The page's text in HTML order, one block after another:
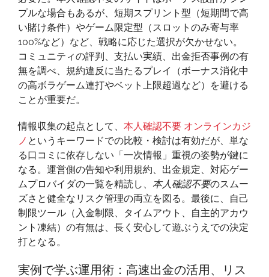
プルな場合もあるが、短期スプリント型（短期間で高
い賭け条件）やゲーム限定型（スロットのみ寄与率
100%など）など、戦略に応じた選択が欠かせない。
コミュニティの評判、支払い実績、出金拒否事例の有
無を調べ、規約違反に当たるプレイ（ボーナス消化中
の高ボラゲーム連打やベット上限超過など）を避ける
ことが重要だ。
情報収集の起点として、 本人確認不要 オンラインカジ
ノ というキーワードでの比較・検討は有効だが、単な
る口コミに依存しない「一次情報」重視の姿勢が鍵に
なる。運営側の告知や利用規約、出金規定、対応ゲー
ムプロバイダの一覧を精読し、 本人確認不要のスムー
ズさと健全なリスク管理の両立を図る。最後に、自己
制限ツール（入金制限、タイムアウト、自主的アカウ
ント凍結）の有無は、長く安心して遊ぶうえでの決定
打となる。
実例で学ぶ運用術：高速出金の活用、リス